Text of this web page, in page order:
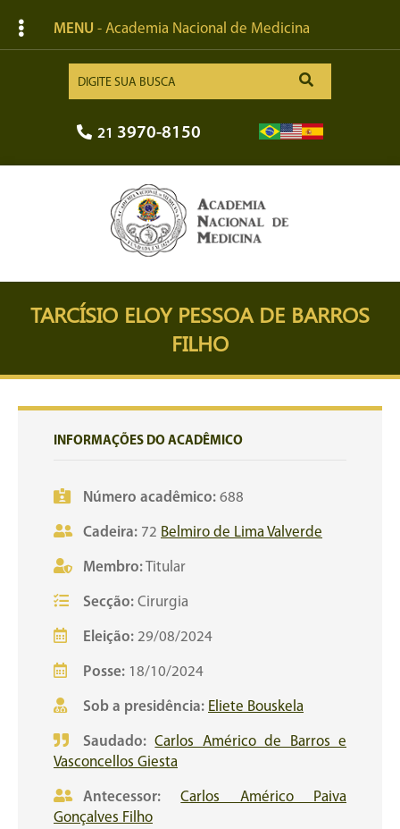
MENU - Academia Nacional de Medicina
21 3970-8150
TARCÍSIO ELOY PESSOA DE BARROS
FILHO
INFORMAÇÕES DO ACADÊMICO
Número acadêmico: 688
Cadeira: 72 Belmiro de Lima Valverde
Membro:Titular
Secção: Cirurgia
Eleição: 29/08/2024
Posse: 18/10/2024
Sob a presidência: Eliete Bouskela
Saudado: Carlos Américo de Barros e
Vasconcellos Giesta
Antecessor:
Carlos Américo Paiva
Gonçalves Filho